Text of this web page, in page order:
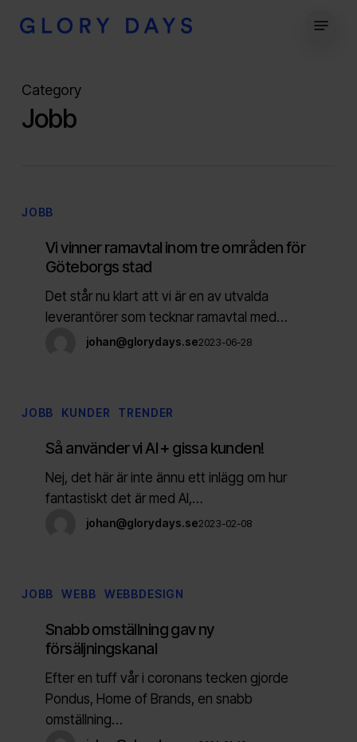
Category
Jobb
Vi
ramavtal
inom
områden
JOBB
Vi vinner ramavtal inom tre områden för
Göteborgs stad
Det står nu klart att vi är en av utvalda
leverantörer som tecknar ramavtal med…
johan@glorydays.se2023-06-28
Så
JOBB KUNDER TRENDER
Så använder vi AI + gissa kunden!
Nej, det här är inte ännu ett inlägg om hur
fantastiskt det är med AI,…
johan@glorydays.se2023-02-08
Snabb
försäljningskanal
JOBB WEBB WEBBDESIGN
Snabb omställning gav ny
försäljningskanal
Efter en tuff vår i coronans tecken gjorde
Pondus, Home of Brands, en snabb
omställning…